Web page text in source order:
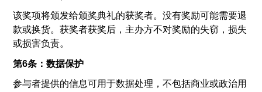
该奖项将颁发给颁奖典礼的获奖者。没有奖励可能需要退
款或换货。获奖者获奖后，主办方不对奖励的失窃，损失
或损害负责。
第6条：数据保护
参与者提供的信息可用于数据处理，不包括商业或政治用